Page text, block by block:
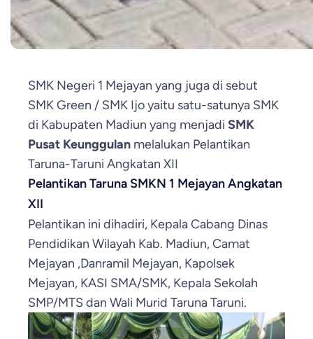
SMK Negeri 1 Mejayan yang juga di sebut
SMK Green / SMK Ijo yaitu satu-satunya SMK
di Kabupaten Madiun yang menjadi SMK
Pusat Keunggulan melalukan Pelantikan
Taruna-Taruni Angkatan XII
Pelantikan Taruna SMKN 1 Mejayan Angkatan
XII
Pelantikan ini dihadiri, Kepala Cabang Dinas
Pendidikan Wilayah Kab. Madiun, Camat
Mejayan ,Danramil Mejayan, Kapolsek
Mejayan, KASI SMA/SMK, Kepala Sekolah
SMP/MTS dan Wali Murid Taruna Taruni.